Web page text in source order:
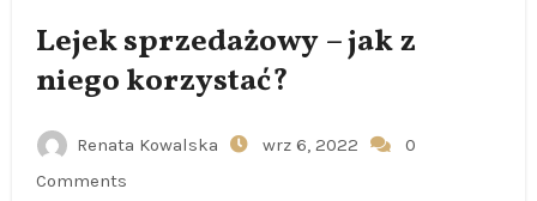
Lejek sprzedażowy – jak z
niego korzystać?
Renata Kowalska wrz 6, 2022
0
Comments